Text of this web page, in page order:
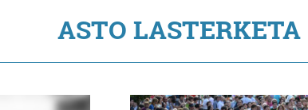
ASTO LASTERKETA